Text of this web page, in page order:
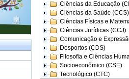
Ciências da Educação
Ciências da Saúde (CCS)
Ciências Físicas e
Ciências Jurídicas (CCJ)
Comunicação e
Desportos (CDS)
Filosofia e Ciências
Socioeconômico (CSE)
Tecnológico (CTC)